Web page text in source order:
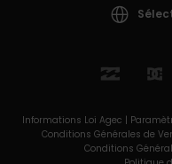
Informations Loi Agec |
Conditions Générales de
Conditions